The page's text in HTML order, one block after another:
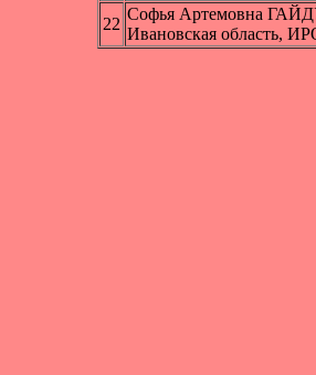
22
Софья Артемовна
Ивановская область,